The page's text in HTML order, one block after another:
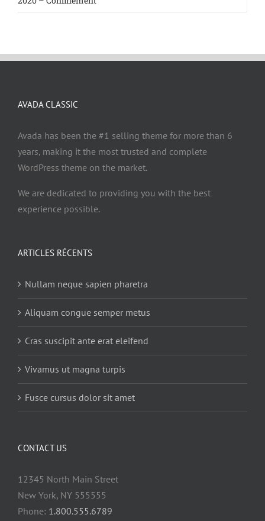
AVADA CLASSIC
Avada has been the #1 selling theme for more than 6
years, making it the most trusted and complete
WordPress theme on the market.
We are dedicated to providing you with the best
experience possible.
ARTICLES RÉCENTS
Nullam neque sapien pharetra
Aliquam congue semper metus
Cras suscipit ante erat eleifend
Vivamus ut magna turpis
Fusce cursus dolor sit amet
CONTACT US
12345 North Main Street
New York, NY 555555
Phone: 1.800.555.6789